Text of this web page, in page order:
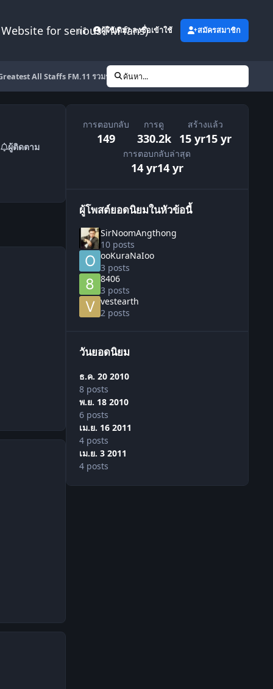
for serious FM fans)
เพิ่มเติม ผู้ใช้เดิม? ลงชื่อเข้าใช้ สมัครสมาชิก
All Staffs FM.11 รวมรูปสุดยอดทีมงานสตาฟฟ์ทุกตำแหน่ง>>>>>>
ค้นหา...
ผู้ติดตาม
การตอบกลับ
149
การดู
330.2k
สร้างแล้ว
15 yr15 yr
การตอบกลับล่าสุด
14 yr14 yr
ผู้โพสต์ยอดนิยมในหัวข้อนี้
SirNoomAngthong
10 posts
ooKuraNaIoo
3 posts
8406
3 posts
vestearth
2 posts
วันยอดนิยม
ธ.ค. 20 2010
8 posts
พ.ย. 18 2010
6 posts
เม.ย. 16 2011
4 posts
เม.ย. 3 2011
4 posts